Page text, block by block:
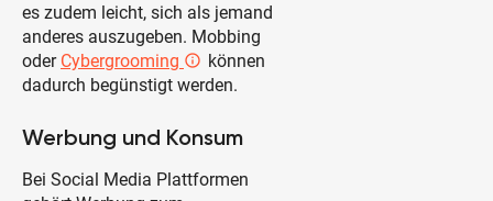
es zudem leicht, sich als jemand
anderes auszugeben. Mobbing
oder Cybergrooming info_outlinedkönnen
dadurch begünstigt werden.
Werbung und Konsum
Bei Social Media Plattformen